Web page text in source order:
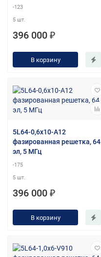
-123
5 шт.
396 000 ₽
В корзину
5L64-0,6х10-A12
фазированная решетка, 64
эл, 5 МГц
-175
5 шт.
396 000 ₽
В корзину